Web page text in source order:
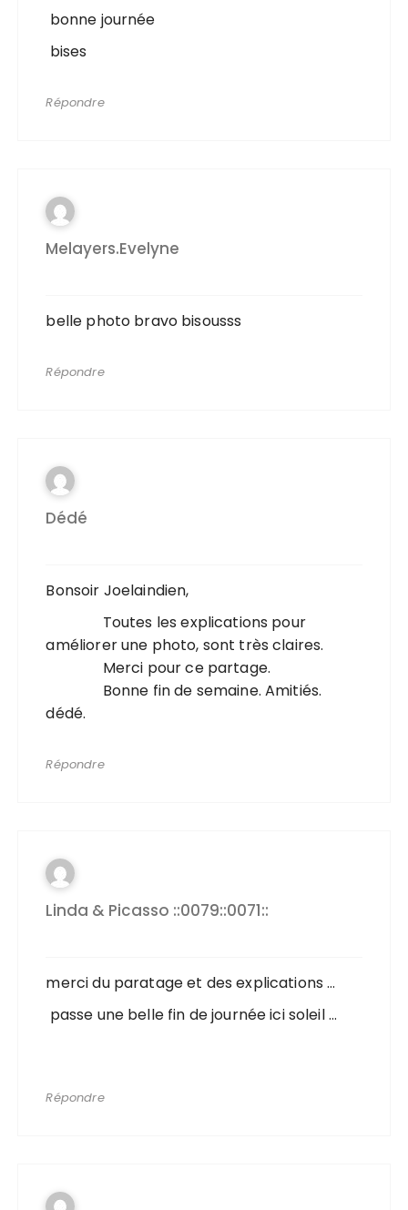
bonne journée
bises
Répondre
Melayers.evelyne
belle photo bravo bisousss
Répondre
Dédé
Bonsoir Joelaindien,
Toutes les explications pour
améliorer une photo, sont très claires.
Merci pour ce partage.
Bonne fin de semaine. Amitiés.
dédé.
Répondre
Linda & Picasso ::0079::0071::
merci du paratage et des explications …
passe une belle fin de journée ici soleil …
Répondre